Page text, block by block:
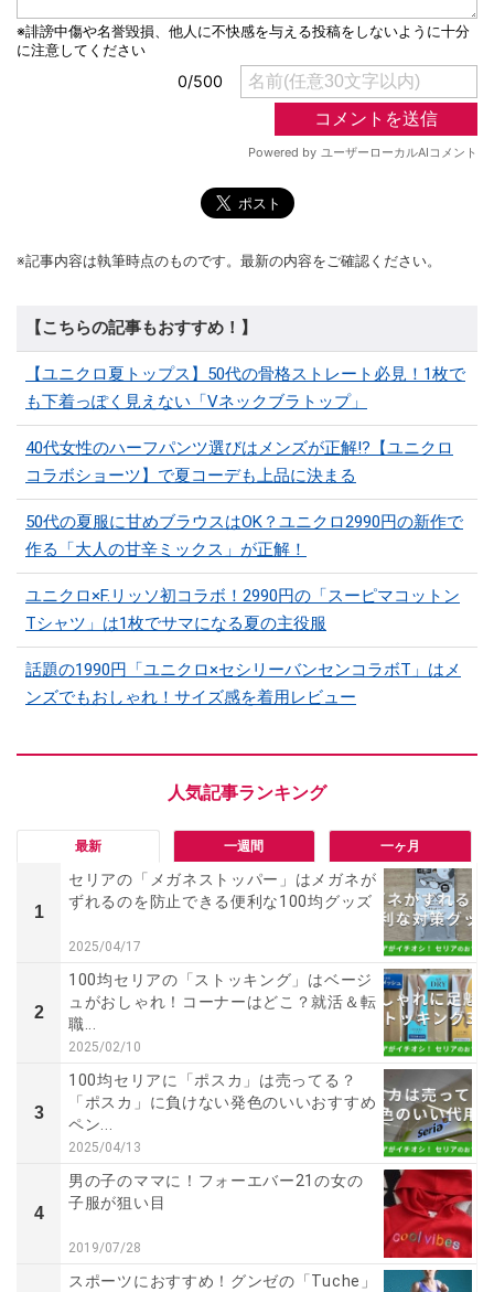
※記事内容は執筆時点のものです。最新の内容をご確認ください。
【こちらの記事もおすすめ！】
【ユニクロ夏トップス】50代の骨格ストレート必見！1枚で
も下着っぽく見えない「Vネックブラトップ」
40代女性のハーフパンツ選びはメンズが正解!?【ユニクロ
コラボショーツ】で夏コーデも上品に決まる
50代の夏服に甘めブラウスはOK？ユニクロ2990円の新作で
作る「大人の甘辛ミックス」が正解！
ユニクロ×F.リッソ初コラボ！2990円の「スーピマコットン
Tシャツ」は1枚でサマになる夏の主役服
話題の1990円「ユニクロ×セシリーバンセンコラボT」はメ
ンズでもおしゃれ！サイズ感を着用レビュー
最新 一週間 一ヶ月
1
セリアの「メガネストッパー」はメガネが
ずれるのを防止できる便利な100均グッズ
2025/04/17
2
100均セリアの「ストッキング」はベージ
ュがおしゃれ！コーナーはどこ？就活＆転
職...
2025/02/10
3
100均セリアに「ポスカ」は売ってる？
「ポスカ」に負けない発色のいいおすすめ
ペン...
2025/04/13
4
男の子のママに！フォーエバー21の女の
子服が狙い目
2019/07/28
スポーツにおすすめ！グンゼの「Tuche」